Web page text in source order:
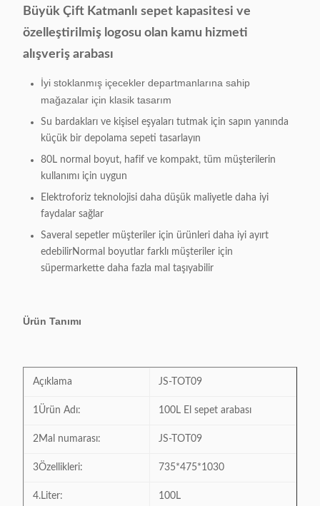
Büyük Çift Katmanlı sepet kapasitesi ve
özelleştirilmiş logosu olan kamu hizmeti
alışveriş arabası
İyi stoklanmış içecekler departmanlarına sahip
mağazalar için klasik tasarım
Su bardakları ve kişisel eşyaları tutmak için sapın yanında
küçük bir depolama sepeti tasarlayın
80L normal boyut, hafif ve kompakt, tüm müşterilerin
kullanımı için uygun
Elektroforiz teknolojisi daha düşük maliyetle daha iyi
faydalar sağlar
Saveral sepetler müşteriler için ürünleri daha iyi ayırt
edebilirNormal boyutlar farklı müşteriler için
süpermarkette daha fazla mal taşıyabilir
Ürün Tanımı
Açıklama JS-TOT09
1Ürün Adı: 100L El sepet arabası
2Mal numarası: JS-TOT09
3Özellikleri: 735*475*1030
4.Liter: 100L